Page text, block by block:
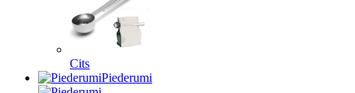
Cits
Piederumi